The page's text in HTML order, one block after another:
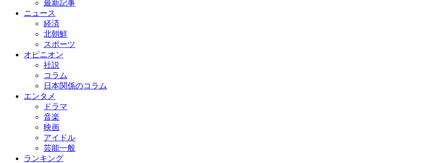
最新記事
ニュース
経済
北朝鮮
スポーツ
オピニオン
社説
コラム
日本関係のコラム
エンタメ
ドラマ
音楽
映画
アイドル
芸能一般
ランキング